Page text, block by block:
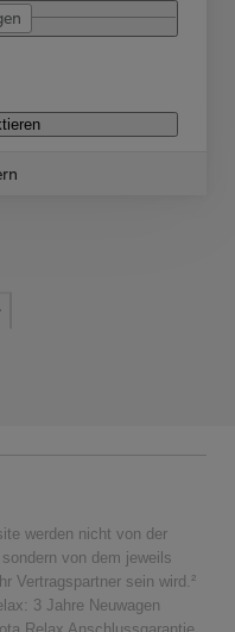
SeiteSeite
werden nicht von der
von dem jeweils
Vertragspartner sein wird.²
3 Jahre Neuwagen